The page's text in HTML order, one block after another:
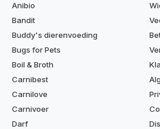
Anibio
Bandit
Buddy's dierenvoeding
Bugs for Pets
Boil & Broth
Carnibest
Carnilove
Carnivoer
Darf